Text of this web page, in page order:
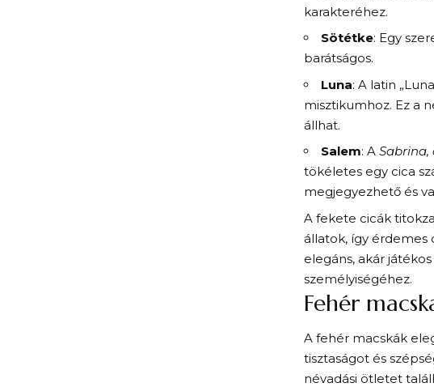
karakteréhez.
Sötétke: Egy
barátságos.
Luna: A latin
misztikumhoz. Ez a
állhat.
Salem: A Sabrina,
tökéletes egy cica
megjegyezhető és
A fekete cicák
állatok, így érdemes
elegáns, akár
személyiségéhez.
Fehér
A fehér macskák
tisztaságot és
névadási ötletet